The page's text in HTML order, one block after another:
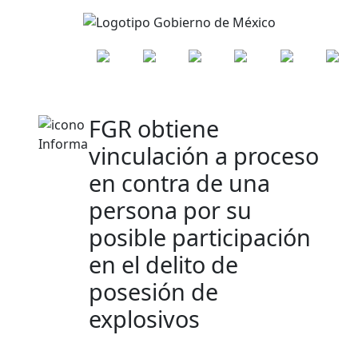
FGR obtiene
vinculación a proceso
en contra de una
persona por su
posible participación
en el delito de
posesión de
explosivos